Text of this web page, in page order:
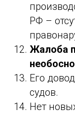
РФ –
Жалоба
Его
судов.
Нет